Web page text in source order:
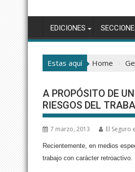
EDICIONES
Estas aquí Home
A PROPÓSITO DE
RIESGOS DEL
7 marzo, 2013 El Seguro
Recientemente, en medios
trabajo con carácter retroactivo.